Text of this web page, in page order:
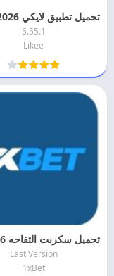
5.55.1
Likee
Last Version
1xBet